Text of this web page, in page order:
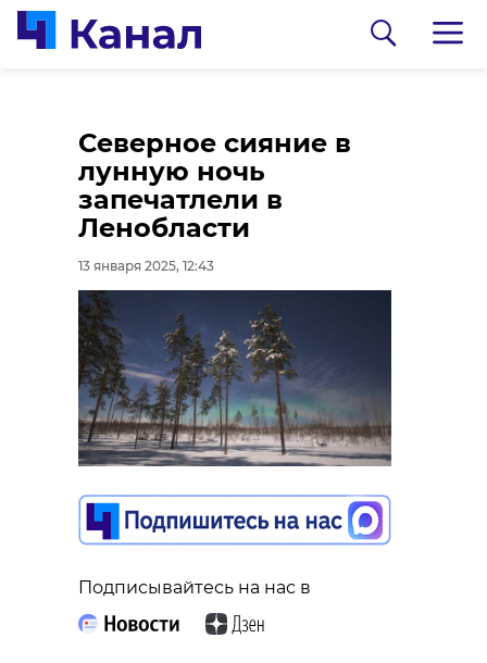
Северное сияние в
лунную ночь
запечатлели в
Ленобласти
13 января 2025, 12:43
Подписывайтесь на нас в
В Ленобласти на
реке Вуокса осталась
зимовать уточка
свиязь
13 января 2025, 11:46
Подписывайтесь на нас в